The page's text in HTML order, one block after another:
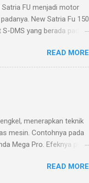
FU menjadi motor
New Satria Fu 150
DMS yang berada pada
yang telah di setel
dari 2 detik. Ada 3 pilihan
mode eco
READ MORE
menerapkan teknik
mesin. Contohnya pada
Mega Pro. Efeknya pun
bobot atau
READ MORE